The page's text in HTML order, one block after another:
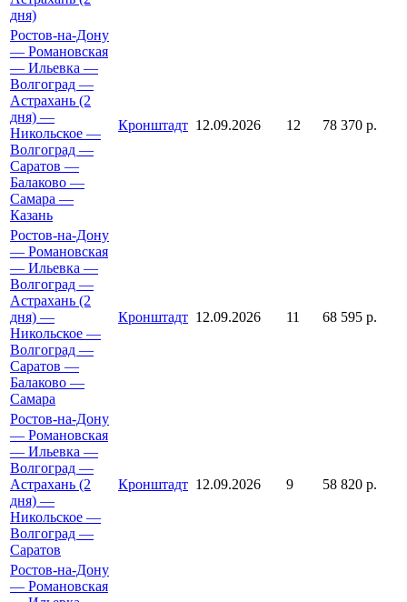
дня)
Ростов-на-Дону
— Романовская
— Ильевка —
Волгоград —
Астрахань (2
дня) —
Никольское —
Волгоград —
Саратов —
Балаково —
Самара —
Казань
Кронштадт 12.09.2026 12 78 370 р.
Ростов-на-Дону
— Романовская
— Ильевка —
Волгоград —
Астрахань (2
дня) —
Никольское —
Волгоград —
Саратов —
Балаково —
Самара
Кронштадт 12.09.2026 11 68 595 р.
Ростов-на-Дону
— Романовская
— Ильевка —
Волгоград —
Астрахань (2
дня) —
Никольское —
Волгоград —
Саратов
Кронштадт 12.09.2026 9 58 820 р.
Ростов-на-Дону
— Романовская